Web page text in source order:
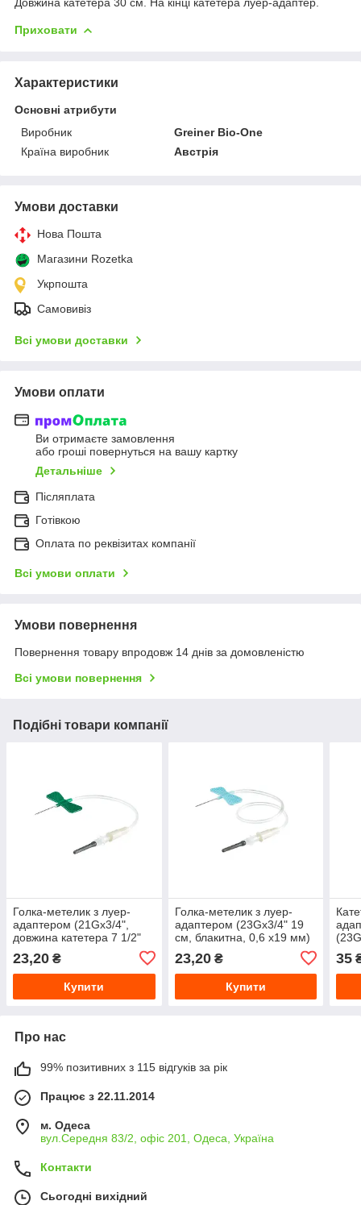
Приховати
Характеристики
Основні атрибути
Виробник
Greiner Bio-One
Країна виробник
Австрія
Умови доставки
Нова Пошта
Магазини Rozetka
Укрпошта
Самовивіз
Всі умови доставки
Умови оплати
Ви отримаєте замовлення
або гроші повернуться на вашу картку
Детальніше
Післяплата
Готівкою
Оплата по реквізитах компанії
Всі умови оплати
Умови повернення
Повернення товару впродовж 14 днів за домовленістю
Всі умови повернення
Подібні товари компанії
Голка-метелик з луер-
адаптером (21Gх3/4",
довжина катетера 7 1/2"
мм)
23,20 ₴
Купити
Голка-метелик з луер-
адаптером (23Gх3/4" 19
см, блакитна, 0,6 х19 мм)
23,20₴
Купити
35
Про нас
99% позитивних з 115 відгуків за рік
Працює з 22.11.2014
м. Одеса
вул.Середня 83/2, офіс 201, Одеса, Україна
Контакти
Сьогодні вихідний